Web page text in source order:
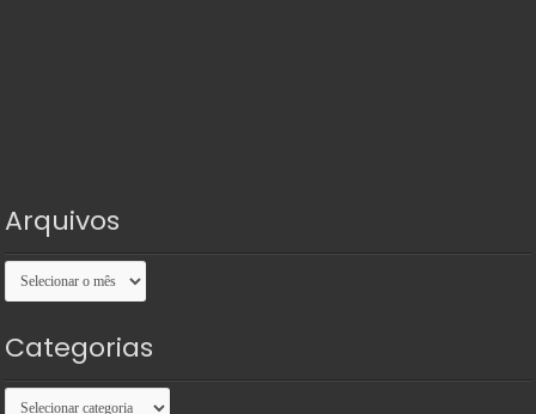
Arquivos
Arquivos
Categorias
Categorias